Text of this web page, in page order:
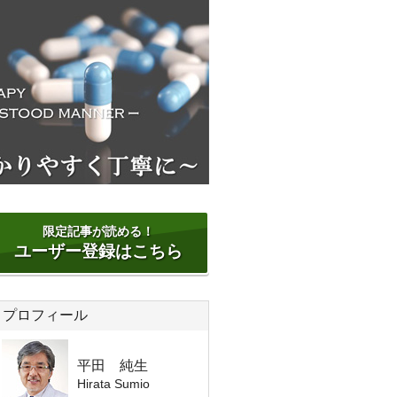
限定記事が読める！
ユーザー登録はこちら
プロフィール
平田 純生
Hirata Sumio